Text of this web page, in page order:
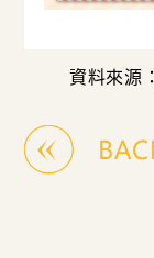
資料來源：